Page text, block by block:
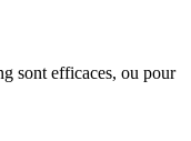
sont efficaces, ou pour